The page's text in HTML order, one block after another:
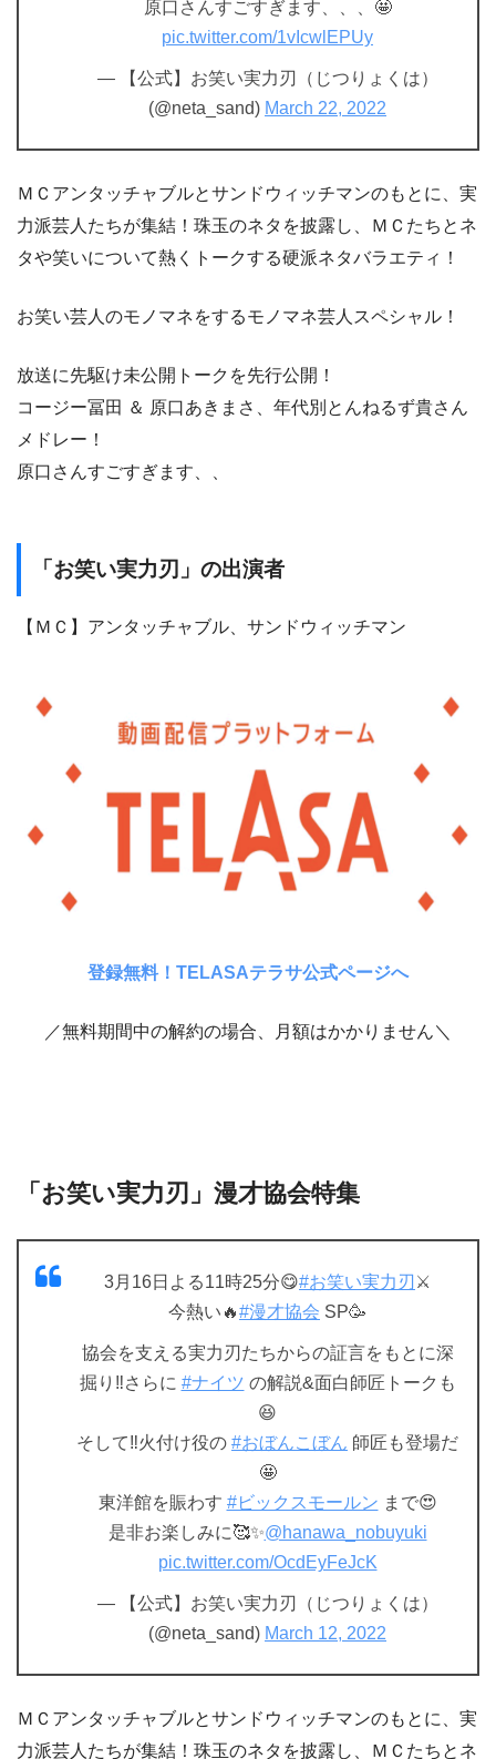
原口さんすごすぎます、、、🤩
pic.twitter.com/1vIcwlEPUy
— 【公式】お笑い実力刃（じつりょくは）
(@neta_sand) March 22, 2022
ＭＣアンタッチャブルとサンドウィッチマンのもとに、実
力派芸人たちが集結！珠玉のネタを披露し、ＭＣたちとネ
タや笑いについて熱くトークする硬派ネタバラエティ！
お笑い芸人のモノマネをするモノマネ芸人スペシャル！
放送に先駆け未公開トークを先行公開！
コージー冨田 ＆ 原口あきまさ、年代別とんねるず貴さん
メドレー！
原口さんすごすぎます、、
「お笑い実力刃」の出演者
【ＭＣ】アンタッチャブル、サンドウィッチマン
登録無料！TELASAテラサ公式ページへ
／無料期間中の解約の場合、月額はかかりません＼
「お笑い実力刃」漫才協会特集
3月16日よる11時25分😋#お笑い実力刃 ⚔️
今熱い🔥#漫才協会 SP🥳
協会を支える実力刃たちからの証言をもとに深
掘り‼️さらに #ナイツ の解説&面白師匠トークも
😆
そして‼️火付け役の #おぼんこぼん 師匠も登場だ
🤩
東洋館を賑わす #ビックスモールン まで😍
是非お楽しみに🥰✨@hanawa_nobuyuki
pic.twitter.com/OcdEyFeJcK
— 【公式】お笑い実力刃（じつりょくは）
(@neta_sand) March 12, 2022
ＭＣアンタッチャブルとサンドウィッチマンのもとに、実
力派芸人たちが集結！珠玉のネタを披露し、ＭＣたちとネ